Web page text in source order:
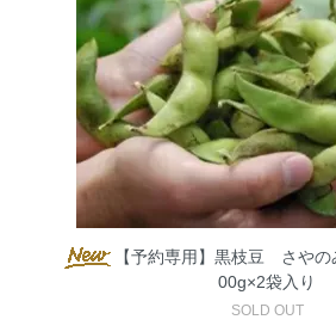
【予約専用】黒枝豆 さや
00g×2袋入り
SOLD OUT